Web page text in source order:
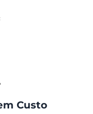
Custo